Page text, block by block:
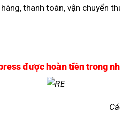
thanh toán, vận chuyển
được hoàn tiền trong